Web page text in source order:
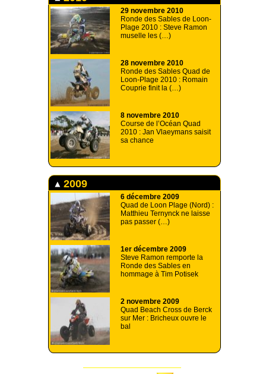
29 novembre 2010
Ronde des Sables de Loon-
Plage 2010 : Steve Ramon
muselle les (…)
28 novembre 2010
Ronde des Sables Quad de
Loon-Plage 2010 : Romain
Couprie finit la (…)
8 novembre 2010
Course de l’Océan Quad
2010 : Jan Vlaeymans saisit
sa chance
2009
6 décembre 2009
Quad de Loon Plage (Nord) :
Matthieu Ternynck ne laisse
pas passer (…)
1er décembre 2009
Steve Ramon remporte la
Ronde des Sables en
hommage à Tim Potisek
2 novembre 2009
Quad Beach Cross de Berck
sur Mer : Bricheux ouvre le
bal